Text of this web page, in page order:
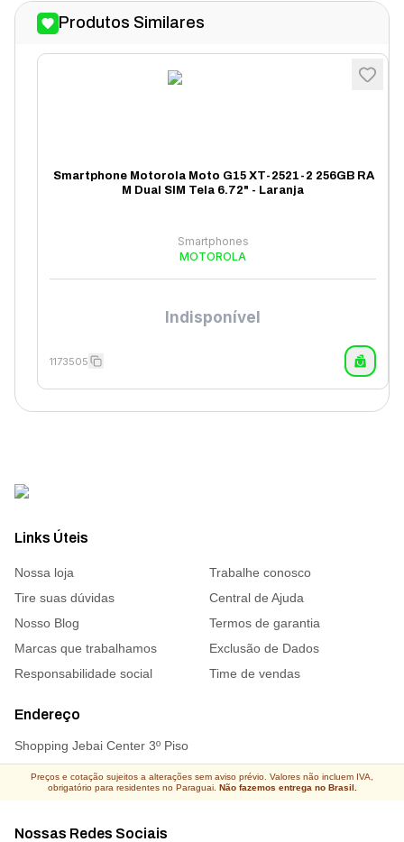
Produtos Similares
Smartphone Motorola Moto G15 XT-2521-2 256GB RA
M Dual SIM Tela 6.72" - Laranja
Smartphones
MOTOROLA
Indisponível
1173505
Links Úteis
Nossa loja
Trabalhe conosco
Tire suas dúvidas
Central de Ajuda
Nosso Blog
Termos de garantia
Marcas que trabalhamos
Exclusão de Dados
Responsabilidade social
Time de vendas
Endereço
Shopping Jebai Center 3º Piso
Nossas Redes Sociais
Preços e cotação sujeitos a alterações sem aviso prévio. Valores não incluem IVA,
obrigatório para residentes no Paraguai. Não fazemos entrega no Brasil.